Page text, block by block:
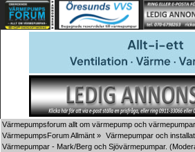
Värmepumpsforum allt om värmepump och värmepumpar
VärmepumpsForum Allmänt » Värmepumpar och
Värmepumpar - Mark/Berg och Sjövärmepumpar.